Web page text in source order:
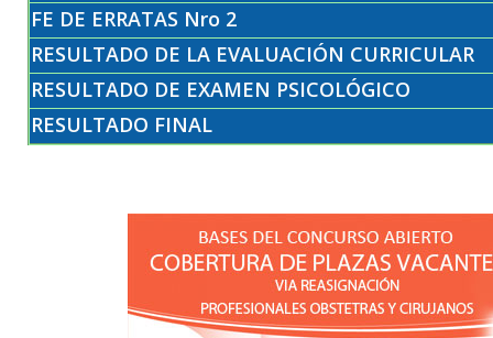
FE DE ERRATAS Nro 2
RESULTADO DE LA EVALUACIÓN CURRICULAR
RESULTADO DE EXAMEN PSICOLÓGICO
RESULTADO FINAL